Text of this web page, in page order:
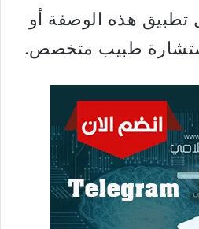
تطبيق هذه الوصفة أو
استشارة طبيب متخصص.